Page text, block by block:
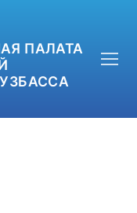
ПАЛАТА